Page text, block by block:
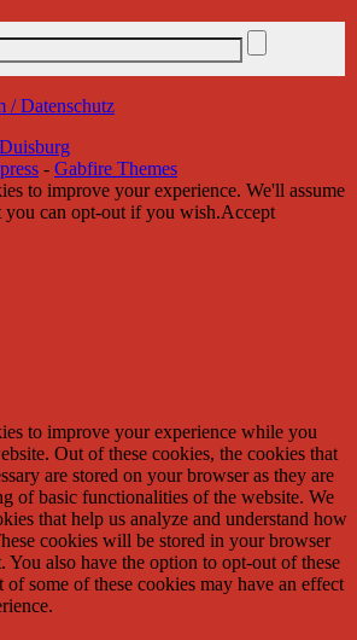
/ Datenschutz
- Gabfire Themes
to improve your experience. We'll assume
can opt-out if you wish.Accept
to improve your experience while you
Out of these cookies, the cookies that
are stored on your browser as they are
of basic functionalities of the website. We
that help us analyze and understand how
cookies will be stored in your browser
also have the option to opt-out of these
some of these cookies may have an effect